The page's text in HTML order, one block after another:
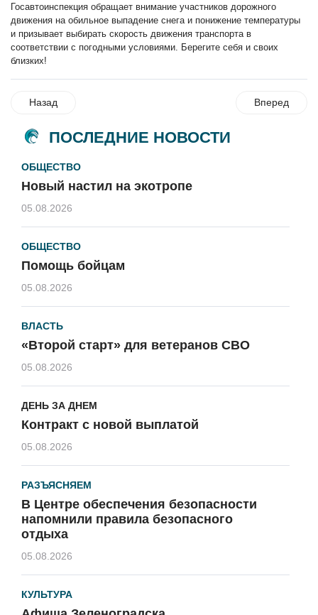
Госавтоинспекция обращает внимание участников дорожного
движения на обильное выпадение снега и понижение температуры
и призывает выбирать скорость движения транспорта в
соответствии с погодными условиями. Берегите себя и своих
близких!
Назад Вперед
ПОСЛЕДНИЕ НОВОСТИ
ОБЩЕСТВО
Новый настил на экотропе
05.08.2026
ОБЩЕСТВО
Помощь бойцам
05.08.2026
ВЛАСТЬ
«Второй старт» для ветеранов СВО
05.08.2026
ДЕНЬ ЗА ДНЕМ
Контракт с новой выплатой
05.08.2026
РАЗЪЯСНЯЕМ
В Центре обеспечения безопасности
напомнили правила безопасного
отдыха
05.08.2026
КУЛЬТУРА